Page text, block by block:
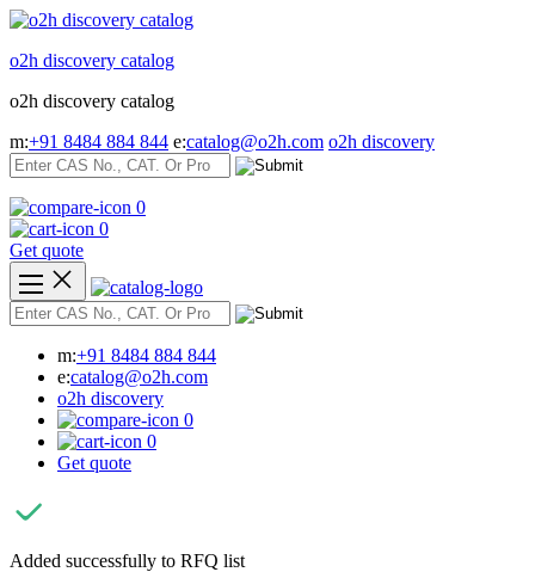
Skip
content
o2h discovery catalog
o2h discovery catalog
m:+91 8484 884 844 e:catalog@o2h.com o2h discovery
0
0
Get quote
m:+91 8484 884 844
e:catalog@o2h.com
o2h discovery
0
0
Get quote
Added successfully to RFQ list